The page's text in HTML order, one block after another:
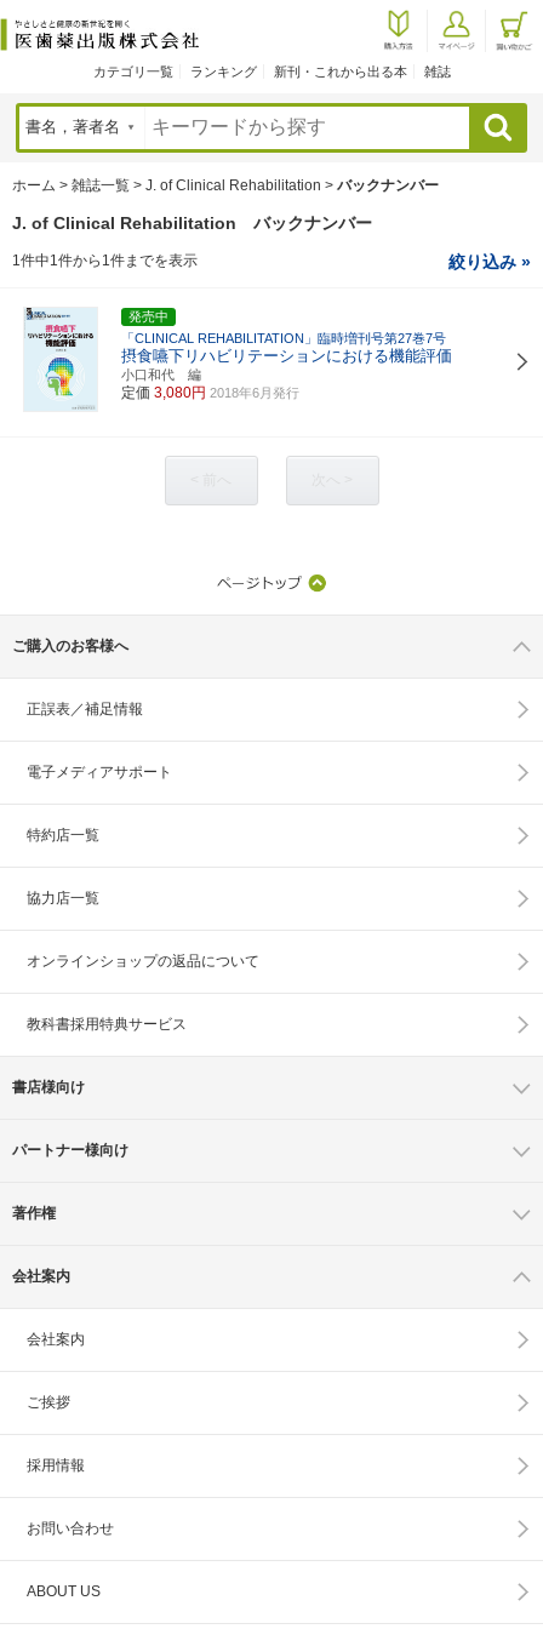
カテゴリ一覧 ランキング 新刊・これから出る本 雑誌
検索
ホーム > 雑誌一覧 > J. of Clinical Rehabilitation > バックナンバー
J. of Clinical Rehabilitation バックナンバー
1件中1件から1件までを表示 絞り込み »
発売中
「CLINICAL REHABILITATION」臨時増刊号第27巻7号
摂食嚥下リハビリテーションにおける機能評価
小口和代 編
定価 3,080円 2018年6月発行
ご購入のお客様へ
正誤表／補足情報
電子メディアサポート
特約店一覧
協力店一覧
オンラインショップの返品について
教科書採用特典サービス
書店様向け
パートナー様向け
著作権
会社案内
会社案内
ご挨拶
採用情報
お問い合わせ
ABOUT US